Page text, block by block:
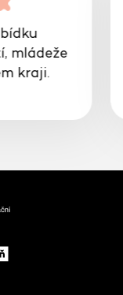
mládeže
kraji.